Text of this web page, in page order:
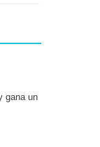
gana un